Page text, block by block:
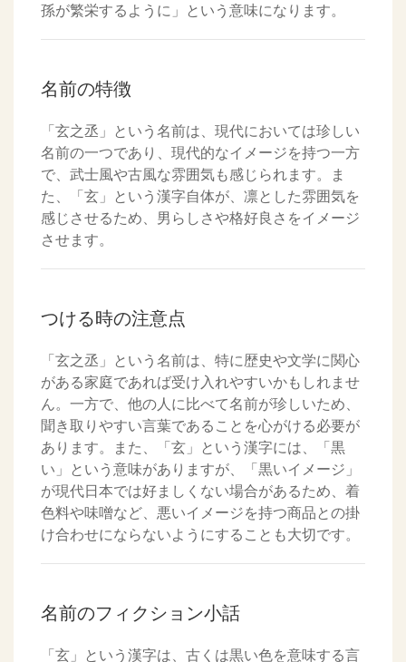
孫が繁栄するように」という意味になります。
名前の特徴
「玄之丞」という名前は、現代においては珍しい
名前の一つであり、現代的なイメージを持つ一方
で、武士風や古風な雰囲気も感じられます。ま
た、「玄」という漢字自体が、凛とした雰囲気を
感じさせるため、男らしさや格好良さをイメージ
させます。
つける時の注意点
「玄之丞」という名前は、特に歴史や文学に関心
がある家庭であれば受け入れやすいかもしれませ
ん。一方で、他の人に比べて名前が珍しいため、
聞き取りやすい言葉であることを心がける必要が
あります。また、「玄」という漢字には、「黒
い」という意味がありますが、「黒いイメージ」
が現代日本では好ましくない場合があるため、着
色料や味噌など、悪いイメージを持つ商品との掛
け合わせにならないようにすることも大切です。
名前のフィクション小話
「玄」という漢字は、古くは黒い色を意味する言